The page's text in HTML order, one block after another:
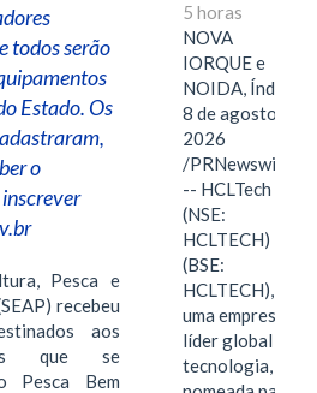
todos serão
Estado. Os
o
Pesca e
recebeu
aos
que se
Pesca Bem
5 horas
NOVA
IORQUE e
NOIDA, Índia,
8 de agosto de
2026
/PRNewswire/
-- HCLTech
(NSE:
HCLTECH)
(BSE:
HCLTECH),
uma empresa
líder global em
tecnologia, foi